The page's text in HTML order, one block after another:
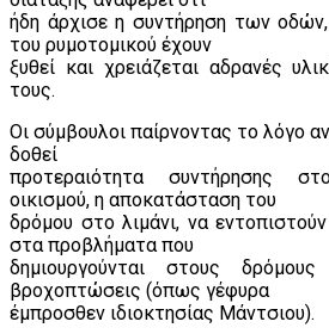
ήδη άρχισε η συντήρηση των
του ρυμοτομικού έχουν
ξυθεί και χρειάζεται αδρανές
τους.
Οι σύμβουλοι παίρνοντας το λόγο
δοθεί
προτεραιότητα συντήρησης
οικισμού, η αποκατάσταση του
δρόμου στο λιμάνι, να
στα προβλήματα που
δημιουργούνται στους
βροχοπτώσεις (όπως γέφυρα
έμπροσθεν ιδιοκτησίας Μάντσιου).